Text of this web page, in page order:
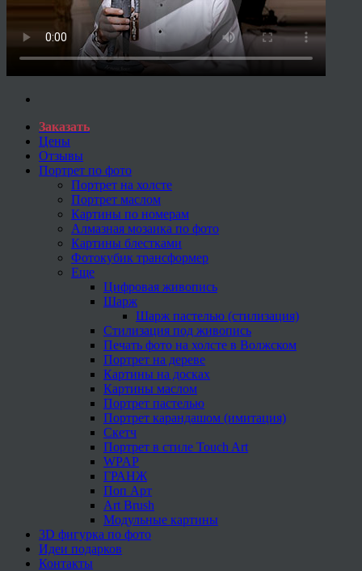
Заказать
Цены
Отзывы
Портрет по фото
Портрет на холсте
Портрет маслом
Картины по номерам
Алмазная мозаика по фото
Картины блестками
Фотокубик трансформер
Еще
Цифровая живопись
Шарж
Шарж пастелью (стилизация)
Стилизация под живопись
Печать фото на холсте в Волжском
Портрет на дереве
Картины на досках
Картины маслом
Портрет пастелью
Портрет карандашом (имитация)
Скетч
Портрет в стиле Touch Art
WPAP
ГРАНЖ
Поп Арт
Art Brush
Модульные картины
3D фигурка по фото
Идеи подарков
Контакты